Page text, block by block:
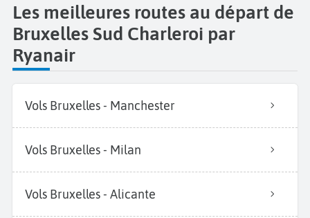
Les meilleures routes au départ de
Bruxelles Sud Charleroi par
Ryanair
Vols Bruxelles - Manchester
Vols Bruxelles - Milan
Vols Bruxelles - Alicante